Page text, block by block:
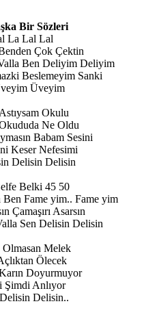
Bir Sözleri
La Lal Lal
Çok Çektin
Ben Deliyim Deliyim
Beslemeyim Sanki
Üveyim
Okulu
Ne Oldu
Babam Sesini
Keser Nefesimi
Delisin Delisin
Belki 45 50
Fame yim.. Fame yim
Çamaşırı Asarsın
Sen Delisin Delisin
Olmasan Melek
Ölecek
Doyurmuyor
Şimdi Anlıyor
Delisin..​